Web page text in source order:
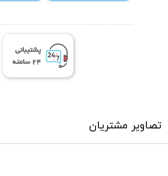
تصاویر مشتریان